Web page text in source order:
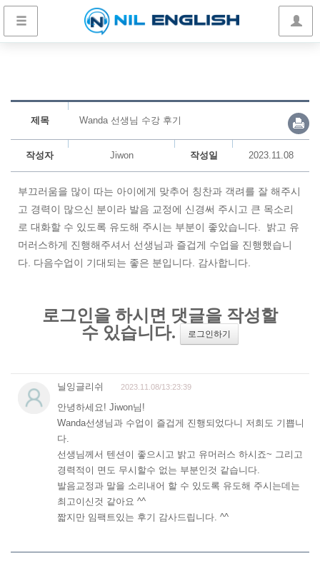
제목 Wanda 선생님 수강 후기
작성자 Jiwon 작성일 2023.11.08
부끄러움을 많이 따는 아이에게 맞추어 칭찬과 객려를 잘 해주시
고 경력이 많으신 분이라 발음 교정에 신경써 주시고 큰 목소리
로 대화할 수 있도록 유도해 주시는 부분이 좋았습니다. 밝고 유
머러스하게 진행해주셔서 선생님과 즐겁게 수업을 진행했습니
다. 다음수업이 기대되는 좋은 분입니다. 감사합니다.